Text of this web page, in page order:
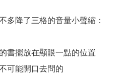
多降了三格的音量小聲縮：
書擺放在顯眼一點的位置
可能開口去問的